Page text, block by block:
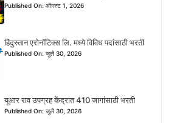
Published On: ऑगस्ट 1, 2026
हिंदुस्तान एरोनॉटिक्स लि. मध्ये विविध पदांसाठी भरती
Published On: जुलै 30, 2026
यूआर राव उपग्रह केंद्रात 410 जागांसाठी भरती
Published On: जुलै 30, 2026